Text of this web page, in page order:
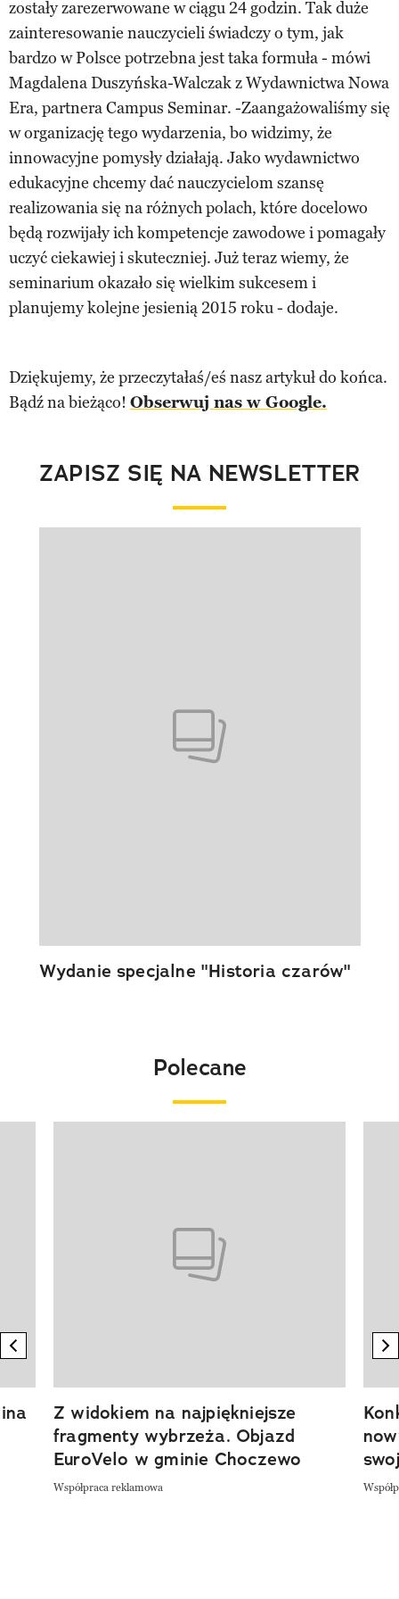
zostały zarezerwowane w ciągu 24 godzin. Tak duże
zainteresowanie nauczycieli świadczy o tym, jak
bardzo w Polsce potrzebna jest taka formuła - mówi
Magdalena Duszyńska-Walczak z Wydawnictwa Nowa
Era, partnera Campus Seminar. -Zaangażowaliśmy się
w organizację tego wydarzenia, bo widzimy, że
innowacyjne pomysły działają. Jako wydawnictwo
edukacyjne chcemy dać nauczycielom szansę
realizowania się na różnych polach, które docelowo
będą rozwijały ich kompetencje zawodowe i pomagały
uczyć ciekawiej i skuteczniej. Już teraz wiemy, że
seminarium okazało się wielkim sukcesem i
planujemy kolejne jesienią 2015 roku - dodaje.
Dziękujemy, że przeczytałaś/eś nasz artykuł do końca.
Bądź na bieżąco! Obserwuj nas w Google.
ZAPISZ SIĘ NA NEWSLETTER
Wydanie specjalne "Historia czarów"
Polecane
previous element
Z widokiem na najpiękniejsze
fragmenty wybrzeża. Objazd
EuroVelo w gminie Choczewo
Współpraca reklamowa